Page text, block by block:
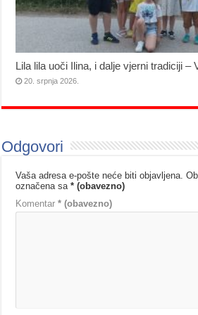
Lila lila uoči Ilina, i dalje vjerni tradiciji –
20. srpnja 2026.
Odgovori
Vaša adresa e-pošte neće biti objavljena.
označena sa* (obavezno)
Komentar* (obavezno)